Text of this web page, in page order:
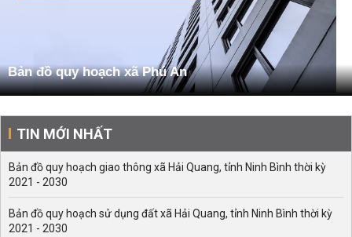
Bản đồ quy hoạch xã Phú An
TIN MỚI NHẤT
Bản đồ quy hoạch giao thông xã Hải Quang, tỉnh Ninh Bình thời kỳ
2021 - 2030
Bản đồ quy hoạch sử dụng đất xã Hải Quang, tỉnh Ninh Bình thời kỳ
2021 - 2030